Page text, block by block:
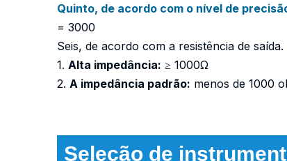
Quinto, de acordo com o nível de
= 3000
Seis, de acordo com a resistência de saída.
1. Alta impedância: ≥ 1000Ω
2. A impedância padrão: menos de 1000
Seleção de